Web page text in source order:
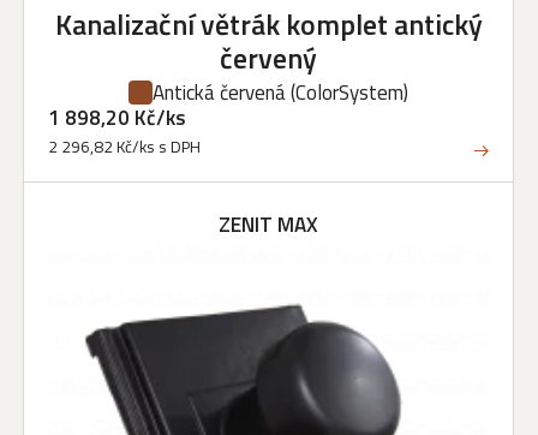
Kanalizační větrák komplet antický
červený
Antická červená(ColorSystem)
1 898,20 Kč/ks
2 296,82 Kč/ks s DPH
ZENIT MAX